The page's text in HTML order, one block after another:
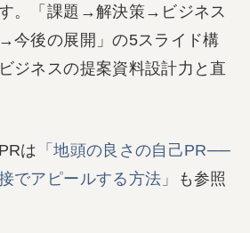
。「課題→解決策→ビジネス
後の展開」の5スライド構
ジネスの提案資料設計力と直
は 「地頭の良さの自己PR──
でアピールする方法」
も参照